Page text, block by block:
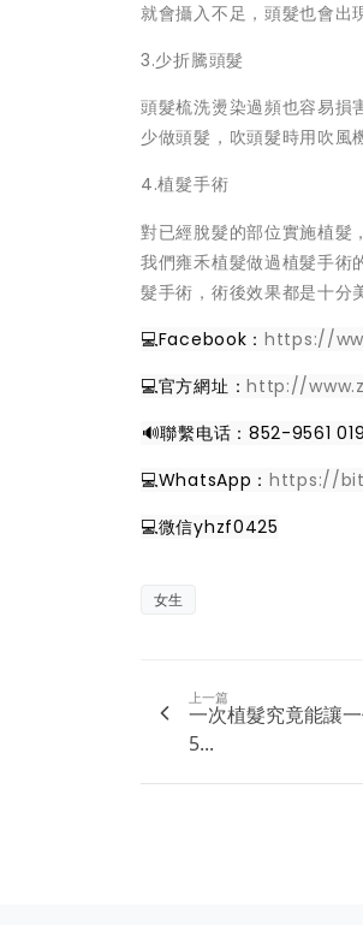
就會攝入不足，頭髮也會出
3.少折騰頭髮
頭髮梳洗燙染過頻也容易損
少做頭髮，吹頭髮時用吹風
4.植髮手術
對已經脫髮的部位實施植髮
我們雍禾植髮做過植髮手術
髮手術，術後效果都是十分
💻Facebook： https://
💻官方網址：http://
️🔊聯繫电话：852-9561
💻WhatsApp： https://
💻微信yhzf0425
女生
上一篇
一次植髮究竟能讓
5...